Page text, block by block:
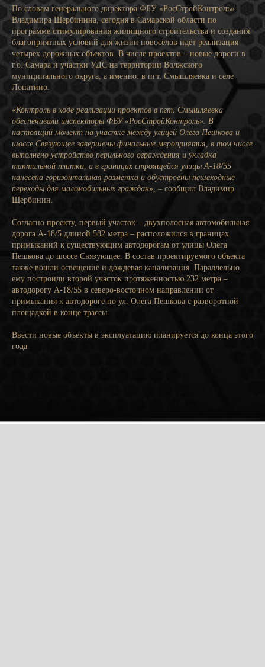
По словам генерального директора ФБУ «РосСтройКонтроль»
Владимира Щербинина, сегодня в Самарской области по
программе стимулирования жилищного строительства и создания
благоприятных условий для жизни новосёлов идёт реализация
четырех дорожных объектов. В числе проектов – новые дороги в
г.о. Самара и участки УДС на территории Волжского
муниципального округа, а именно: в пгт. Смышляевка и селе
Лопатино.
«Контроль в ходе реализации проектов в пгт. Смышляевка
обеспечивали инспекторы ФБУ «РосСтройКонтроль». В
настоящий момент на участке между улицей Олега Пешкова и
шоссе Связующее завершены финальные мероприятия, в том числе
выполнено устройство перильного ограждения и укладка
тактильной плитки, а в границах строящейся улицы А-18/55
нанесена горизонтальная разметка и обустроены пешеходные
переходы для маломобильных граждан», – сообщил Владимир
Щербинин.
Согласно проекту, первый участок – двухполосная автомобильная
дорога А-18/5 длиной 582 метра – расположился в границах
примыканий к существующим автодорогам от улицы Олега
Пешкова до шоссе Связующее. В состав проектируемого объекта
также вошли освещение и дождевая канализация. Параллельно
ему построили второй участок протяженностью 232 метра –
автодорогу А-18/55 в северо-восточном направлении от
примыкания к автодороге по ул. Олега Пешкова с разворотной
площадкой в конце трассы.
Ввести новые объекты в эксплуатацию планируется до конца этого
года.